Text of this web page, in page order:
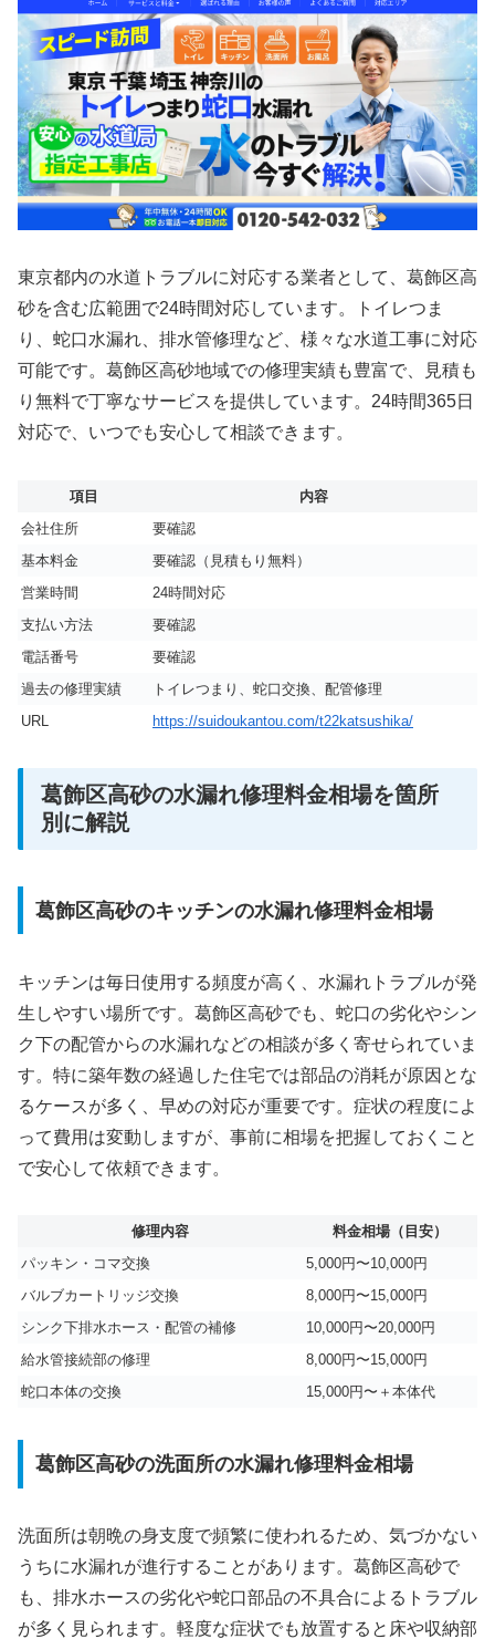
東京都内の水道トラブルに対応する業者として、葛飾区高
砂を含む広範囲で24時間対応しています。トイレつま
り、蛇口水漏れ、排水管修理など、様々な水道工事に対応
可能です。葛飾区高砂地域での修理実績も豊富で、見積も
り無料で丁寧なサービスを提供しています。24時間365日
対応で、いつでも安心して相談できます。
項目
内容
会社住所
要確認
基本料金
要確認（見積もり無料）
営業時間
24時間対応
支払い方法
要確認
電話番号
要確認
過去の修理実績
トイレつまり、蛇口交換、配管修理
URL
https://suidoukantou.com/t22katsushika/
葛飾区高砂の水漏れ修理料金相場を箇所
別に解説
葛飾区高砂のキッチンの水漏れ修理料金相場
キッチンは毎日使用する頻度が高く、水漏れトラブルが発
生しやすい場所です。葛飾区高砂でも、蛇口の劣化やシン
ク下の配管からの水漏れなどの相談が多く寄せられていま
す。特に築年数の経過した住宅では部品の消耗が原因とな
るケースが多く、早めの対応が重要です。症状の程度によ
って費用は変動しますが、事前に相場を把握しておくこと
で安心して依頼できます。
修理内容
料金相場（目安）
パッキン・コマ交換
5,000円〜10,000円
バルブカートリッジ交換
8,000円〜15,000円
シンク下排水ホース・配管の補修
10,000円〜20,000円
給水管接続部の修理
8,000円〜15,000円
蛇口本体の交換
15,000円〜＋本体代
葛飾区高砂の洗面所の水漏れ修理料金相場
洗面所は朝晩の身支度で頻繁に使われるため、気づかない
うちに水漏れが進行することがあります。葛飾区高砂で
も、排水ホースの劣化や蛇口部品の不具合によるトラブル
が多く見られます。軽度な症状でも放置すると床や収納部